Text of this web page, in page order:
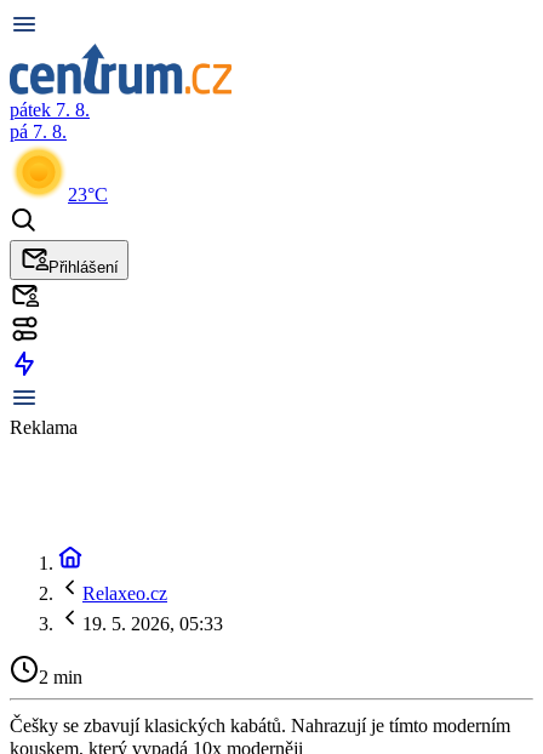
pátek 7. 8.
pá 7. 8.
23°C
Přihlášení
Reklama
Relaxeo.cz
19. 5. 2026, 05:33
2 min
Češky se zbavují klasických kabátů. Nahrazují je tímto moderním
kouskem, který vypadá 10x moderněji